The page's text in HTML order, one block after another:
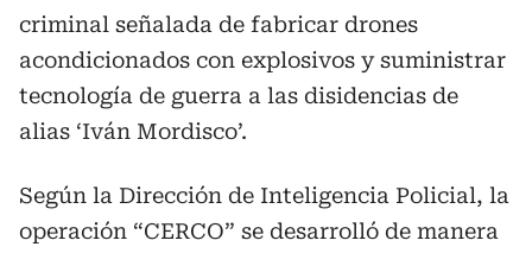
criminal señalada de fabricar drones
acondicionados con explosivos y suministrar
tecnología de guerra a las disidencias de
alias ‘Iván Mordisco’.
Según la Dirección de Inteligencia Policial, la
operación “CERCO” se desarrolló de manera